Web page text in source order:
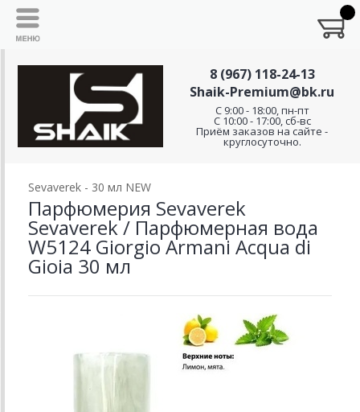
8 (967) 118-24-13
Shaik-Premium@bk.ru
C 9:00 - 18:00, пн-пт
С 10:00 - 17:00, сб-вс
Приём заказов на сайте -
круглосуточно.
Sevaverek - 30 мл NEW
Парфюмерия Sevaverek
Sevaverek / Парфюмерная вода
W5124 Giorgio Armani Acqua di
Gioia 30 мл